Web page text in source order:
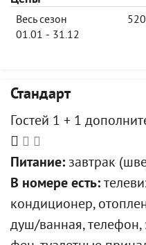
Весь сезон
01.01 - 31.12
Стандарт
Гостей 1 + 1
Питание: завтрак
В номере есть:
кондиционер,
душ/ванная, телефон,